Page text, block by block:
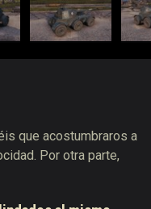
que acostumbraros a
. Por otra parte,